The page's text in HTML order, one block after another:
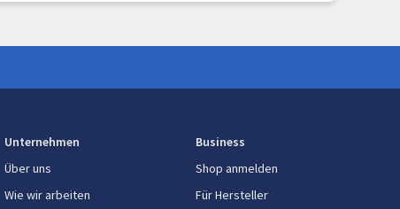
45 mm
Unternehmen
Über uns
Wie wir arbeiten
Business
Shop anmelden
Für Hersteller